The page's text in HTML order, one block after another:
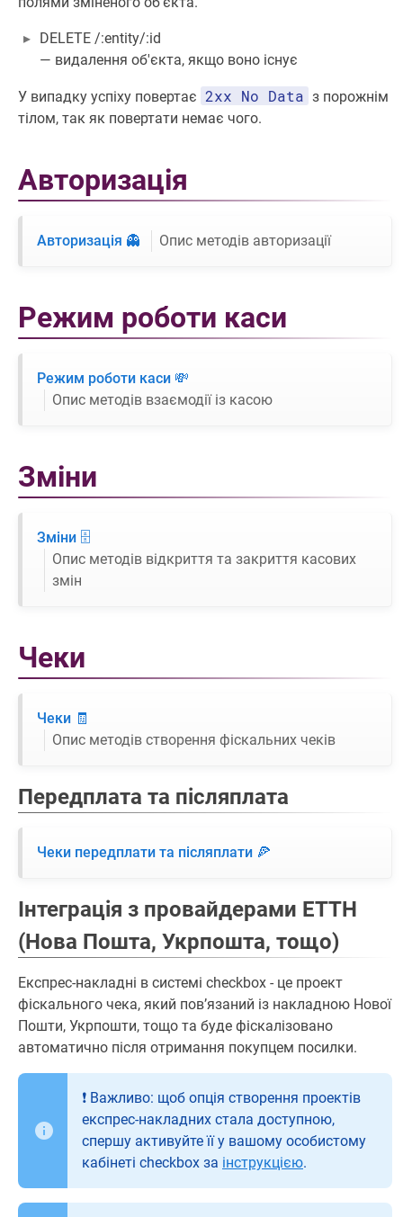
DELETE /:entity/:id
— видалення об'єкта, якщо воно існує
У випадку успіху повертає 2хх No Data з порожнім
тілом, так як повертати немає чого.
Авторизація
Авторизація 👻 Опис методів авторизації
Режим роботи каси
Режим роботи каси 💸
Опис методів взаємодії із касою
Зміни
Зміни 🗄️
Опис методів відкриття та закриття касових
змін
Чеки
Чеки 🧾
Опис методів створення фіскальних чеків
Передплата та післяплата
Чеки передплати та післяплати 🍕
Інтеграція з провайдерами ЕТТН
(Нова Пошта, Укрпошта, тощо)
Експрес-накладні в системі checkbox - це проект
фіскального чека, який повʼязаний із накладною Нової
Пошти, Укрпошти, тощо та буде фіскалізовано
автоматично після отримання покупцем посилки.
❗️ Важливо: щоб опція створення проектів
експрес-накладних стала доступною,
спершу активуйте її у вашому особистому
кабінеті checkbox за інструкцією.